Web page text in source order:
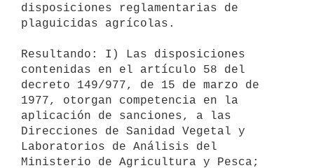
disposiciones reglamentarias de
plaguicidas agrícolas.
Resultando: I) Las disposiciones
contenidas en el artículo 58 del
decreto 149/977, de 15 de marzo de
1977, otorgan competencia en la
aplicación de sanciones, a las
Direcciones de Sanidad Vegetal y
Laboratorios de Análisis del
Ministerio de Agricultura y Pesca;